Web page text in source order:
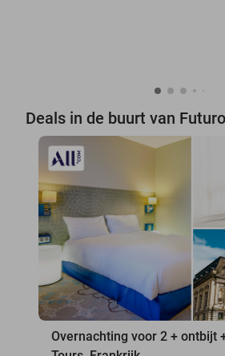
Deals in de buurt van
Overnachting voor 2 + ontbijt